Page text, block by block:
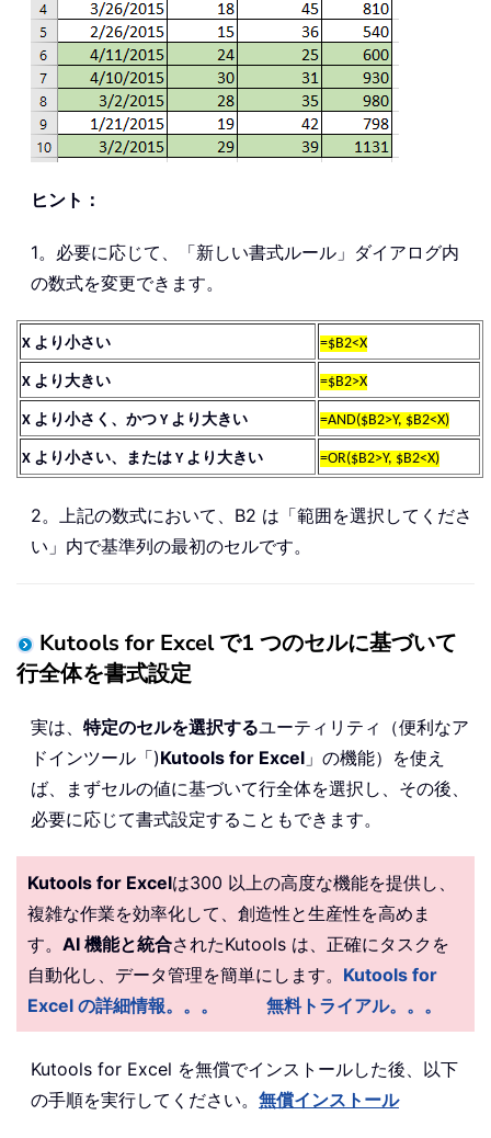
ヒント：
1。必要に応じて、「新しい書式ルール」ダイアログ内
の数式を変更できます。
X より小さい =$B2<X
X より大きい =$B2>X
X より小さく、かつ Y より大きい =AND($B2>Y, $B2<X)
X より小さい、または Y より大きい =OR($B2>Y, $B2<X)
2。上記の数式において、B2 は「範囲を選択してくださ
い」内で基準列の最初のセルです。
Kutools for Excel で1 つのセルに基づいて
行全体を書式設定
実は、 特定のセルを選択するユーティリティ（便利なア
ドインツール「)Kutools for Excel 」の機能）を使え
ば、まずセルの値に基づいて行全体を選択し、その後、
必要に応じて書式設定することもできます。
Kutools for Excelは300 以上の高度な機能を提供し、
複雑な作業を効率化して、創造性と生産性を高めま
す。 AI 機能と統合されたKutools は、正確にタスクを
自動化し、データ管理を簡単にします。 Kutools for
Excel の詳細情報。。。
無料トライアル。。。
Kutools for Excel を無償でインストールした後、以下
の手順を実行してください。 無償インストール